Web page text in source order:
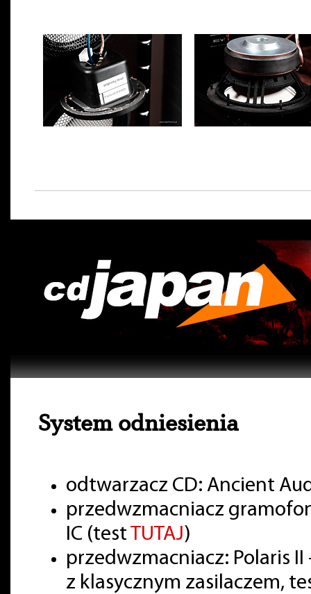
System odniesienia
odtwarzacz CD: Ancient
przedwzmacniacz
IC (test
TUTAJ)
przedwzmacniacz: Polaris II
z klasycznym zasilaczem,